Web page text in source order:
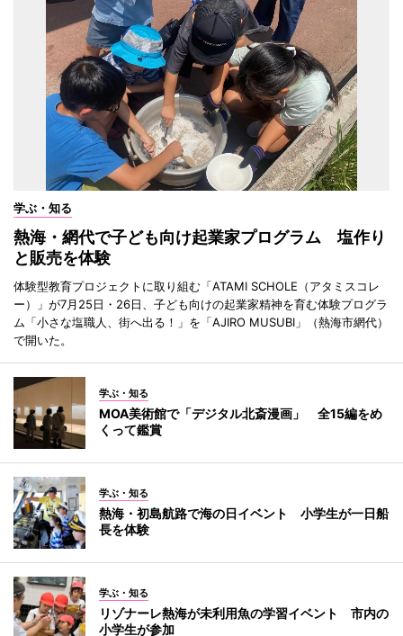
学ぶ・知る
熱海・網代で子ども向け起業家プログラム 塩作り
と販売を体験
体験型教育プロジェクトに取り組む「ATAMI SCHOLE（アタミスコレ
ー）」が7月25日・26日、子ども向けの起業家精神を育む体験プログラ
ム「小さな塩職人、街へ出る！」を「AJIRO MUSUBI」（熱海市網代）
で開いた。
学ぶ・知る
MOA美術館で「デジタル北斎漫画」 全15編をめ
くって鑑賞
学ぶ・知る
熱海・初島航路で海の日イベント 小学生が一日船
長を体験
学ぶ・知る
リゾナーレ熱海が未利用魚の学習イベント 市内の
小学生が参加